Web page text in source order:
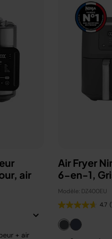
air
+ air
Air Fryer
6-en-1,
Modèle: DZ400EU
4.7